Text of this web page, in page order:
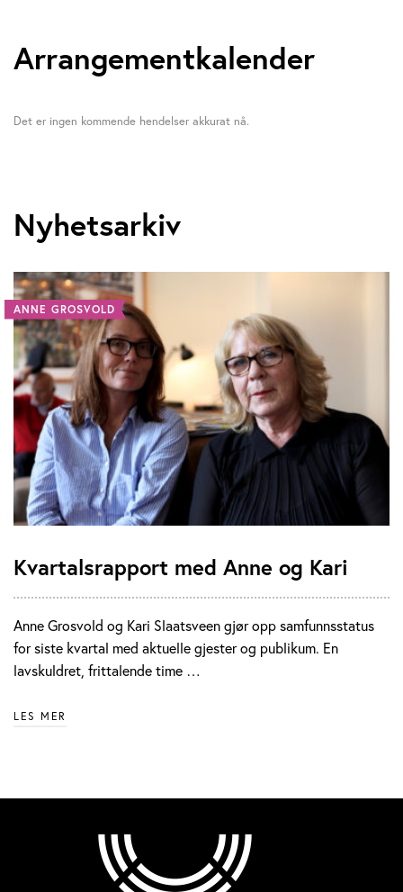
Arrangementkalender
Det er ingen kommende hendelser akkurat nå.
Nyhetsarkiv
ANNE GROSVOLD
Kvartalsrapport med Anne og Kari
Anne Grosvold og Kari Slaatsveen gjør opp samfunnsstatus
for siste kvartal med aktuelle gjester og publikum. En
lavskuldret, frittalende time …
LES MER